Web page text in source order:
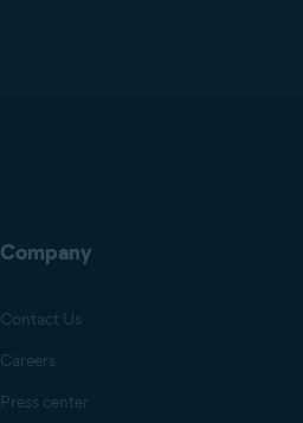
Company
Contact Us
Careers
Press center